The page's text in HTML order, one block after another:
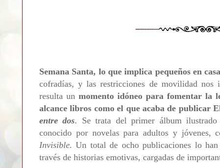
Semana Santa, lo que implica pequeños en
cofradías, y las restricciones de movilidad nos
resulta un momento idóneo para fomentar la
alcance libros como el que acaba de publicar
entre dos. Se trata del primer álbum
conocido por novelas para adultos y jóvenes,
Invisible.Un total de ocho publicaciones lo
través de historias emotivas, cargadas de